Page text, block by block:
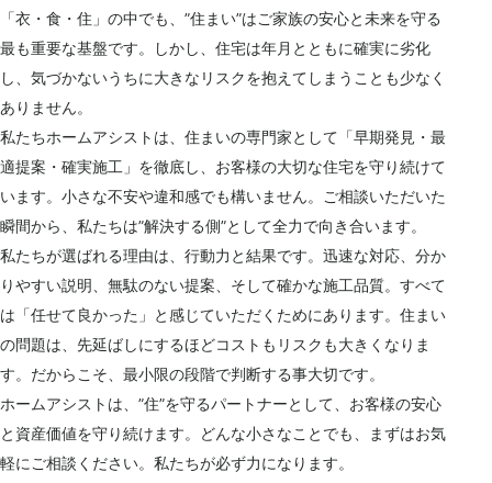
「衣・食・住」の中でも、”住まい”はご家族の安心と未来を守る
最も重要な基盤です。しかし、住宅は年月とともに確実に劣化
し、気づかないうちに大きなリスクを抱えてしまうことも少なく
ありません。
私たちホームアシストは、住まいの専門家として「早期発見・最
適提案・確実施工」を徹底し、お客様の大切な住宅を守り続けて
います。小さな不安や違和感でも構いません。ご相談いただいた
瞬間から、私たちは”解決する側”として全力で向き合います。
私たちが選ばれる理由は、行動力と結果です。迅速な対応、分か
りやすい説明、無駄のない提案、そして確かな施工品質。すべて
は「任せて良かった」と感じていただくためにあります。住まい
の問題は、先延ばしにするほどコストもリスクも大きくなりま
す。だからこそ、最小限の段階で判断する事大切です。
ホームアシストは、”住”を守るパートナーとして、お客様の安心
と資産価値を守り続けます。どんな小さなことでも、まずはお気
軽にご相談ください。私たちが必ず力になります。